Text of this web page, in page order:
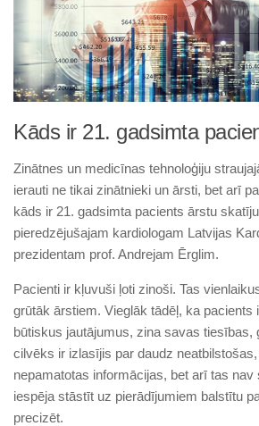
Kāds ir 21. gadsimta
Zinātnes un medicīnas tehnoloģiju
ierauti ne tikai zinātnieki un ārsti, bet arī
kāds ir 21. gadsimta pacients ārstu
pieredzējušajam kardiologam Latvijas
prezidentam prof. Andrejam Ērglim.
Pacienti ir kļuvuši ļoti zinoši. Tas
grūtāk ārstiem. Vieglāk tādēļ, ka pacients
būtiskus jautājumus, zina savas tiesības,
cilvēks ir izlasījis par daudz
nepamatotas informācijas, bet arī tas nav
iespēja stāstīt uz pierādījumiem balstītu
precizēt.